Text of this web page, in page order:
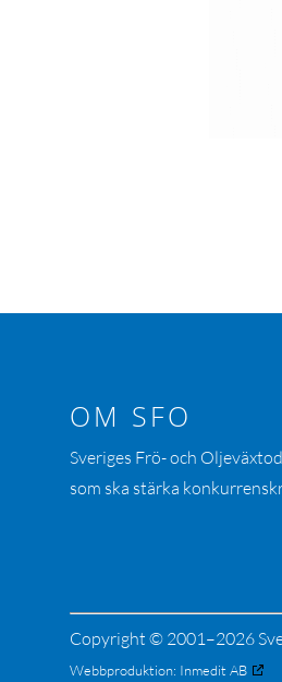
OM SFO
Sveriges Frö- och
som ska stärka
Copyright © 2001–2026
Webbproduktion: Inmedit AB